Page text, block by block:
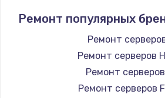
Заказать
Замена шим-
3900 руб.
Заказать
Ремонт популярных
Ремонт
Ремонт серверов
Ремонт
Ремонт серверов